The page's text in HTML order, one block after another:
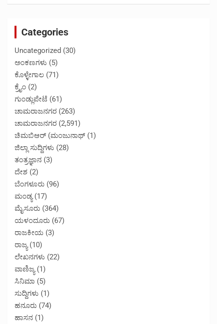
Categories
Uncategorized (30)
ಅಂಕಣಗಳು (5)
ಕೊಳ್ಳೇಗಾಲ (71)
ಕ್ರೈಂ (2)
ಗುಂಡ್ಲುಪೇಟೆ (61)
ಚಾಮರಾಜನಗರ (263)
ಚಾಮರಾಜನಗರ (2,591)
ಚಿಮಬಿಆರ್ (ಮಂಜುನಾಥ್ (1)
ಜಿಲ್ಲಾ ಸುದ್ದಿಗಳು (28)
ತಂತ್ರಜ್ಞಾನ (3)
ದೇಶ (2)
ಬೆಂಗಳೂರು (96)
ಮಂಡ್ಯ(17)
ಮೈಸೂರು (364)
ಯಳಂದೂರು (67)
ರಾಜಕೀಯ (3)
ರಾಜ್ಯ(10)
ಲೇಖನಗಳು (22)
ವಾಣಿಜ್ಯ(1)
ಸಿನಿಮಾ (5)
ಸುದ್ದಿಗಳು (1)
ಹನೂರು (74)
ಹಾಸನ (1)